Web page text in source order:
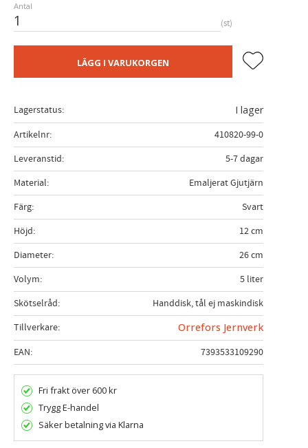
Antal
st
LÄGG I VARUKORGEN Lägg till i
Lagerstatus
I lager
Artikelnr
410820-99-0
Leveranstid
5-7 dagar
Material
Emaljerat Gjutjärn
Färg
Svart
Höjd
12 cm
Diameter
26 cm
Volym
5 liter
Skötselråd
Handdisk, tål ej maskindisk
Tillverkare
Orrefors Jernverk
EAN
7393533109290
Fri frakt över 600 kr
Trygg E-handel
Säker betalning via Klarna